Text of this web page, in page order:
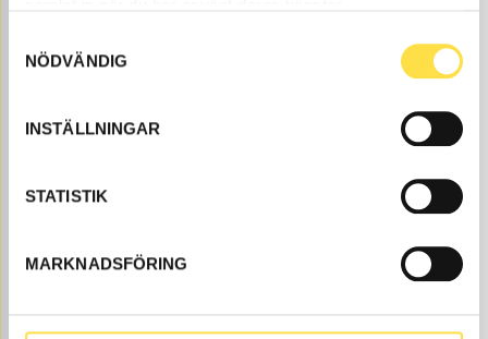
NÖDVÄNDIG
INSTÄLLNINGAR
STATISTIK
MARKNADSFÖRING
166.00 BUY
SHIM 2 MM